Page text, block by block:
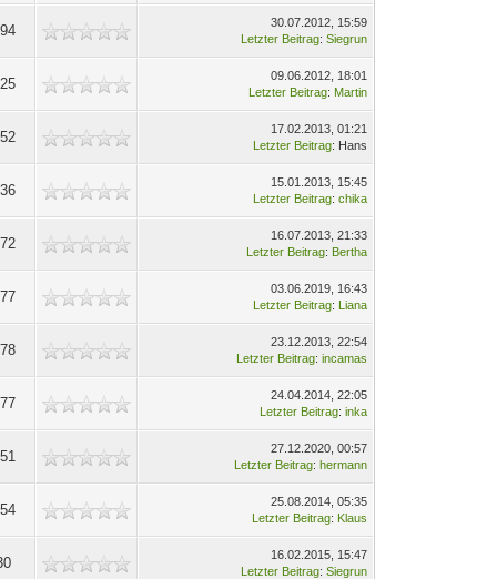
30.07.2012, 15:59
Letzter Beitrag:Siegrun
09.06.2012, 18:01
Letzter Beitrag: Martin
17.02.2013, 01:21
Letzter Beitrag: Hans
15.01.2013, 15:45
Letzter Beitrag:chika
16.07.2013, 21:33
Letzter Beitrag: Bertha
03.06.2019, 16:43
Letzter Beitrag: Liana
23.12.2013, 22:54
Letzter Beitrag:incamas
24.04.2014, 22:05
Letzter Beitrag:inka
27.12.2020, 00:57
Letzter Beitrag:hermann
25.08.2014, 05:35
Letzter Beitrag: Klaus
16.02.2015, 15:47
Letzter Beitrag:Siegrun